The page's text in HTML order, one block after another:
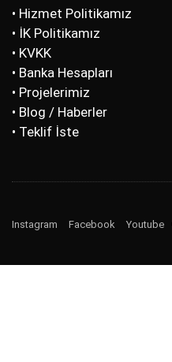
• Hizmet Politikamız
• İK Politikamız
• KVKK
• Banka Hesapları
• Projelerimiz
• Blog / Haberler
• Teklif İste
Instagram Facebook Youtube